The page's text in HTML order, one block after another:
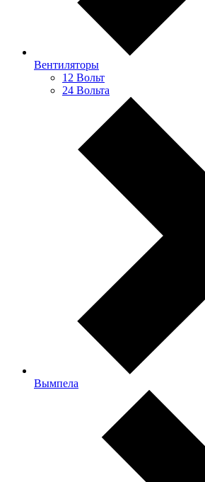
Вентиляторы
12 Вольт
24 Вольта
Вымпела